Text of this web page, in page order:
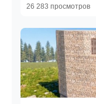
26 283 просмотров